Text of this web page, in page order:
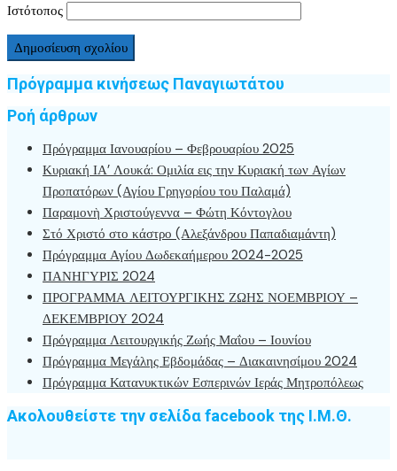
Ιστότοπος
Πρόγραμμα κινήσεως Παναγιωτάτου
Ροή άρθρων
Πρόγραμμα Ιανουαρίου – Φεβρουαρίου 2025
Κυριακή ΙΑ’ Λουκά: Ομιλία εις την Κυριακή των Αγίων
Προπατόρων (Αγίου Γρηγορίου του Παλαμά)
Παραμονὴ Χριστούγεννα – Φώτη Κόντογλου
Στό Χριστό στο κάστρο (Αλεξάνδρου Παπαδιαμάντη)
Πρόγραμμα Αγίου Δωδεκαήμερου 2024-2025
ΠΑΝΗΓΥΡΙΣ 2024
ΠΡΟΓΡΑΜΜΑ ΛΕΙΤΟΥΡΓΙΚΗΣ ΖΩΗΣ ΝΟΕΜΒΡΙΟΥ –
ΔΕΚΕΜΒΡΙΟΥ 2024
Πρόγραμμα Λειτουργικής Ζωής Μαΐου – Ιουνίου
Πρόγραμμα Μεγάλης Εβδομάδας – Διακαινησίμου 2024
Πρόγραμμα Κατανυκτικών Εσπερινών Ιεράς Μητροπόλεως
Ακολουθείστε την σελίδα facebook της Ι.Μ.Θ.